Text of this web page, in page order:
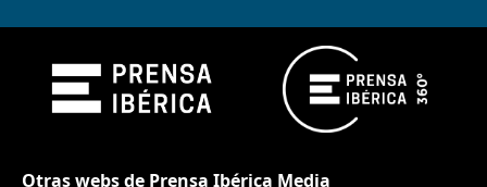
Otras webs de Prensa Ibérica Media